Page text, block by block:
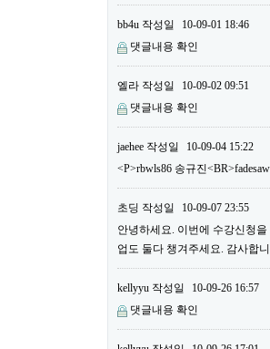
bb4u 작성일
10-09-01 18:46
댓글내용 확인
엘라 작성일
10-09-02 09:51
댓글내용 확인
jaehee 작성일
10-09-04 15:22
<P>rbwls86 송규진
초딩 작성일
10-09-07 23:55
안녕하세요. 이번에 수강신청
업도 둘다 챙겨주세요. 감사합
kellyyu 작성일
10-09-26 16:57
댓글내용 확인